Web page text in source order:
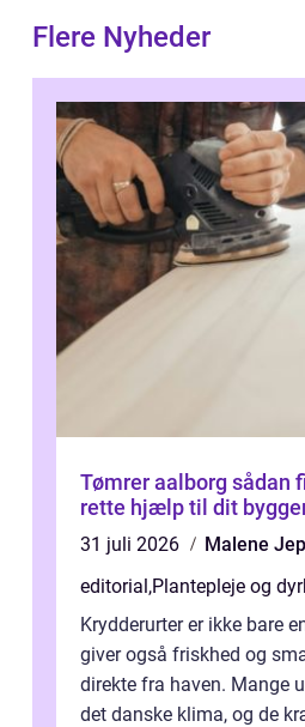
Flere Nyheder
Tømrer aalborg sådan finder du den
rette hjælp til dit
31 juli 2026
Malene
editorial,Plantepleje og
Krydderurter er ikke bare
giver også friskhed og
direkte fra haven. Mange
det danske klima, og de